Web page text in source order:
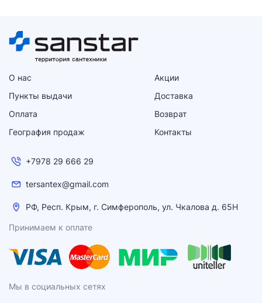
О нас
Акции
Пункты выдачи
Доставка
Оплата
Возврат
География продаж
Контакты
+7978 29 666 29
tersantex@gmail.com
РФ, Респ. Крым, г. Симферополь, ул. Чкалова д. 65Н
Принимаем к оплате
Мы в социальных сетях